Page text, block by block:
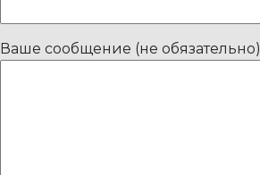
Ваше сообщение (не обязательно)